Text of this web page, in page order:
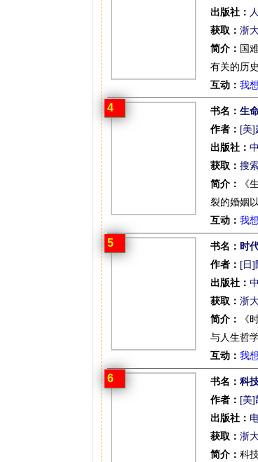
出版社：
获取： 浙
简介： 国
有关的历
互动： 我
4 书名： 生
作者： [美]
出版社：
获取： 搜
简介：
《
裂的婚姻
互动： 我
5 书名： 时
作者： [日]
出版社：
获取： 浙
简介：
《
与人生哲
互动： 我
6 书名： 科
作者： [美]
出版社：
获取： 浙
简介： 科